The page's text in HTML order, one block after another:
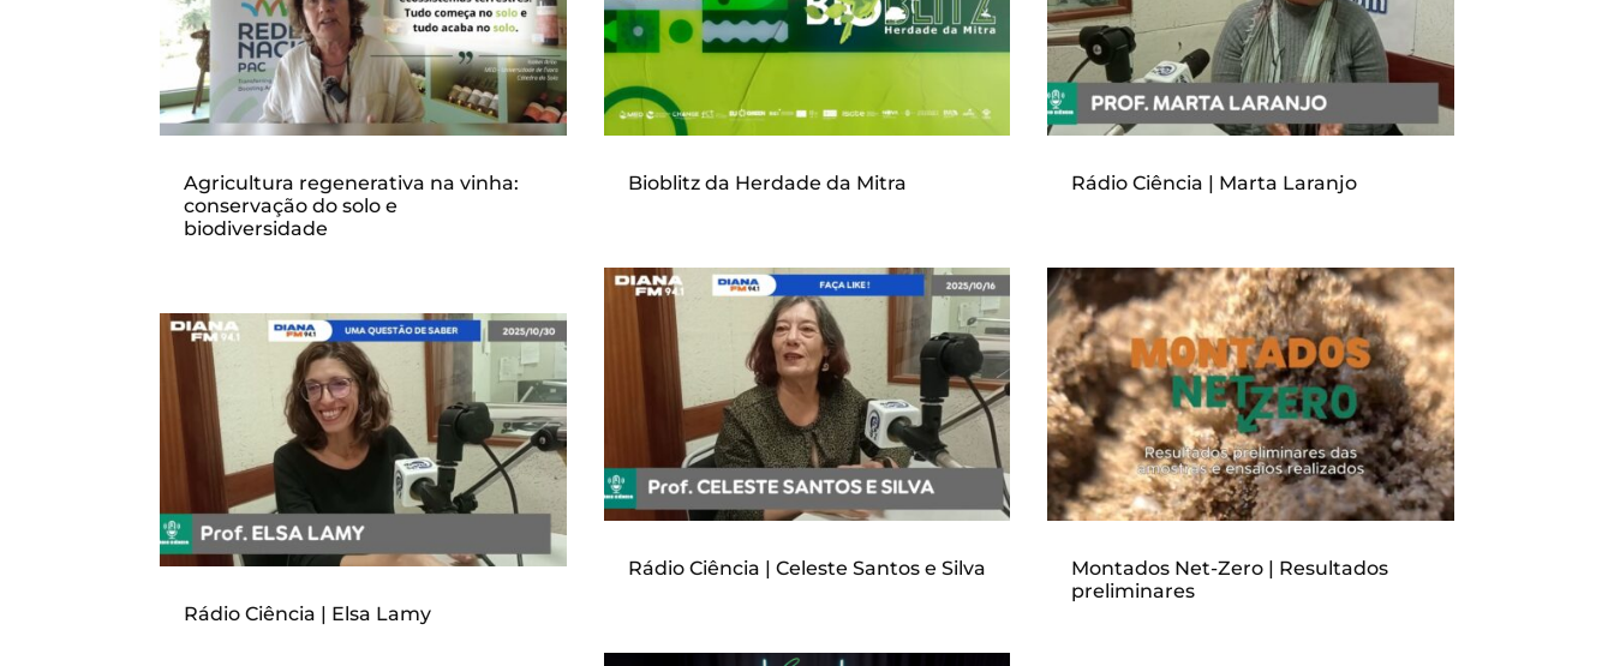
Agricultura regenerativa na vinha:
conservação do solo e
biodiversidade
Rádio Ciência | Elsa Lamy
Bioblitz da Herdade da Mitra
Rádio Ciência | Celeste Santos e Silva
Rádio Ciência | Marta Laranjo
Montados Net-Zero | Resultados
preliminares